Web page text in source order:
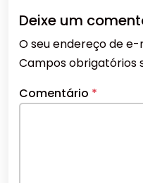
Deixe um
O seu endereço de
Campos obrigatórios
Comentário *